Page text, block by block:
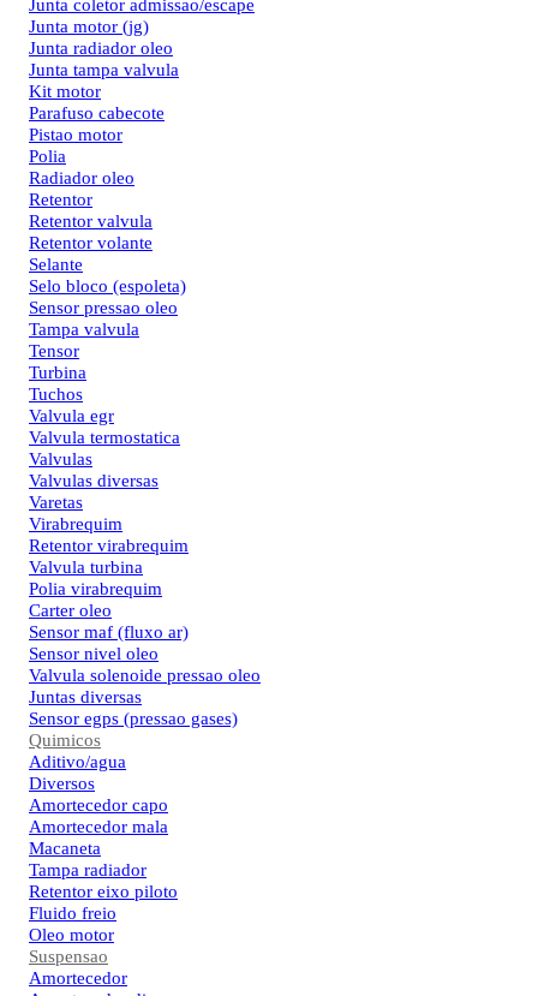
Junta coletor admissao/escape
Junta motor (jg)
Junta radiador oleo
Junta tampa valvula
Kit motor
Parafuso cabecote
Pistao motor
Polia
Radiador oleo
Retentor
Retentor valvula
Retentor volante
Selante
Selo bloco (espoleta)
Sensor pressao oleo
Tampa valvula
Tensor
Turbina
Tuchos
Valvula egr
Valvula termostatica
Valvulas
Valvulas diversas
Varetas
Virabrequim
Retentor virabrequim
Valvula turbina
Polia virabrequim
Carter oleo
Sensor maf (fluxo ar)
Sensor nivel oleo
Valvula solenoide pressao oleo
Juntas diversas
Sensor egps (pressao gases)
Quimicos
Aditivo/agua
Diversos
Amortecedor capo
Amortecedor mala
Macaneta
Tampa radiador
Retentor eixo piloto
Fluido freio
Oleo motor
Suspensao
Amortecedor